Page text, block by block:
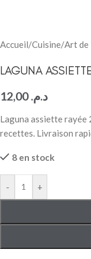
Accueil/Cuisine/Art de
LAGUNA
د.م.12,00
Laguna assiette rayée
recettes. Livraison
8 en stock
- +